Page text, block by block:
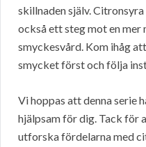
skillnaden själv.
också ett steg mot en
smyckesvård. Kom ihåg
smycket först och följa
Vi hoppas att denna serie
hjälpsam för dig. Tack för
utforska fördelarna med